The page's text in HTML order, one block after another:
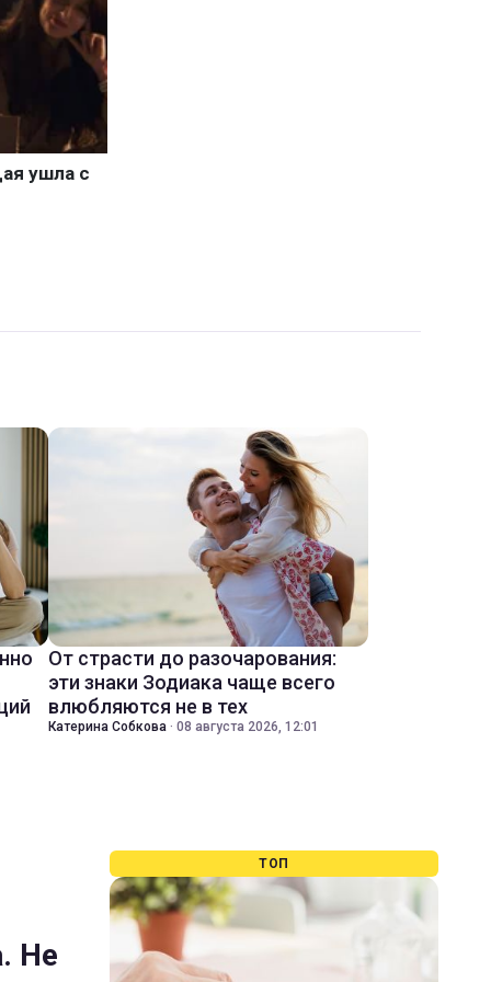
От страсти до разочарования:
эти знаки Зодиака чаще всего
влюбляются не в тех
Катерина Собкова · 08 августа 2026, 12:01
Не
ТОП